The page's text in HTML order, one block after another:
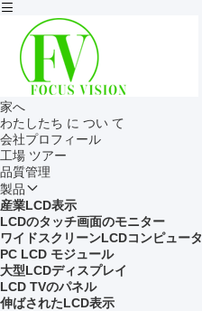
家へ
わたしたち に つい て
会社プロフィール
工場 ツアー
品質管理
製品
産業LCD表示
LCDのタッチ画面のモニター
ワイドスクリーンLCDコンピュー
PC LCD モジュール
大型LCDディスプレイ
LCD TVのパネル
伸ばされたLCD表示